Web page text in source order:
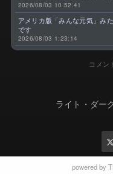
じのやつ！？よくわからん！！
きればなくならないでほしい
成アニメを振り返らせてくれっ
っ！！！！！！！
2026/08/03 10:52:41
アメリカ版「みんな元気」み
です
2026/08/03 1:23:14
コメン
ライト・ダー
powered by